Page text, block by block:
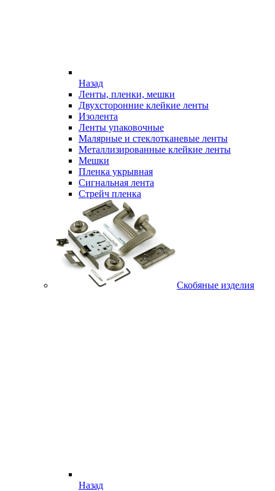
Назад
Ленты, пленки, мешки
Двухсторонние клейкие ленты
Изолента
Ленты упаковочные
Малярные и стеклотканевые ленты
Металлизированные клейкие ленты
Мешки
Пленка укрывная
Сигнальная лента
Стрейч пленка
Скобяные изделия
Назад